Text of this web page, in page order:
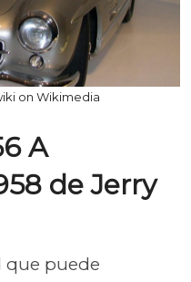
on Wikimedia
A
de Jerry
que puede